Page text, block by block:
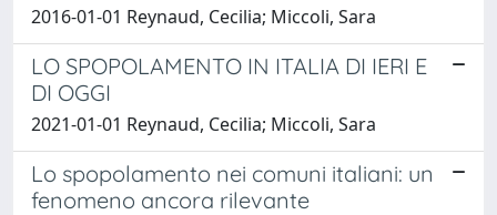
2016-01-01 Reynaud, Cecilia; Miccoli, Sara
LO SPOPOLAMENTO IN ITALIA DI IERI E
DI OGGI
2021-01-01 Reynaud, Cecilia; Miccoli, Sara
Lo spopolamento nei comuni italiani: un
fenomeno ancora rilevante